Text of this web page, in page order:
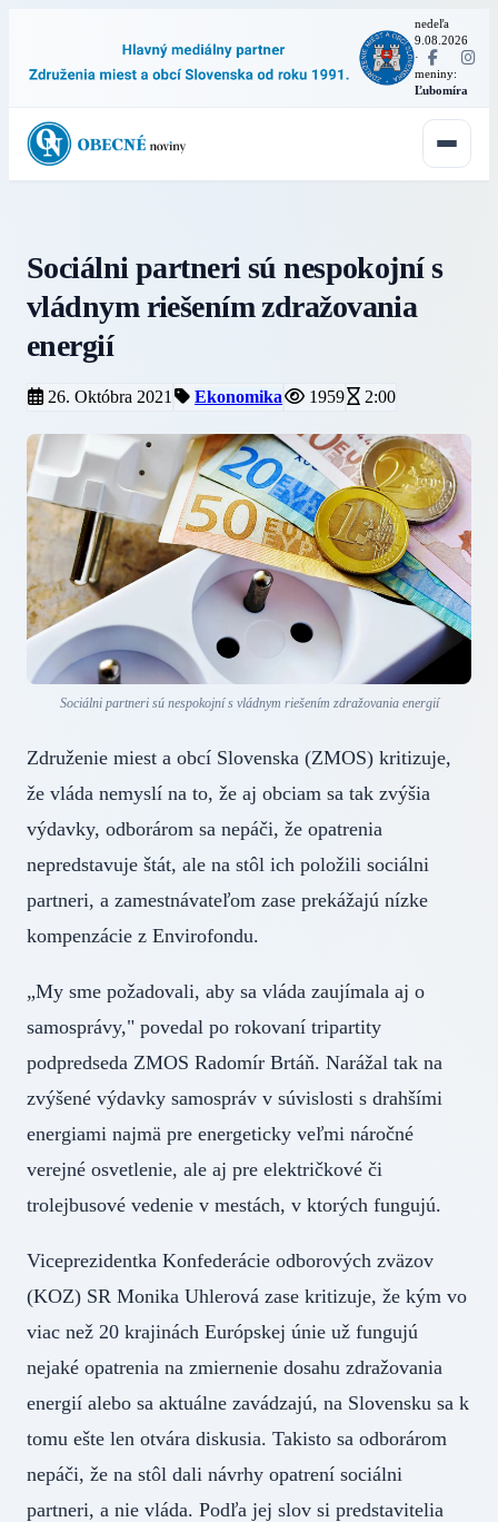
nedeľa
9.08.2026
·
meniny:
Ľubomíra
Sociálni partneri sú nespokojní s
vládnym riešením zdražovania
energií
26. Októbra 2021 Ekonomika 1959 2:00
Sociálni partneri sú nespokojní s vládnym riešením zdražovania energií
Združenie miest a obcí Slovenska (ZMOS) kritizuje,
že vláda nemyslí na to, že aj obciam sa tak zvýšia
výdavky, odborárom sa nepáči, že opatrenia
nepredstavuje štát, ale na stôl ich položili sociálni
partneri, a zamestnávateľom zase prekážajú nízke
kompenzácie z Envirofondu.
„My sme požadovali, aby sa vláda zaujímala aj o
samosprávy," povedal po rokovaní tripartity
podpredseda ZMOS Radomír Brtáň. Narážal tak na
zvýšené výdavky samospráv v súvislosti s drahšími
energiami najmä pre energeticky veľmi náročné
verejné osvetlenie, ale aj pre električkové či
trolejbusové vedenie v mestách, v ktorých fungujú.
Viceprezidentka Konfederácie odborových zväzov
(KOZ) SR Monika Uhlerová zase kritizuje, že kým vo
viac než 20 krajinách Európskej únie už fungujú
nejaké opatrenia na zmiernenie dosahu zdražovania
energií alebo sa aktuálne zavádzajú, na Slovensku sa k
tomu ešte len otvára diskusia. Takisto sa odborárom
nepáči, že na stôl dali návrhy opatrení sociálni
partneri, a nie vláda. Podľa jej slov si predstavitelia